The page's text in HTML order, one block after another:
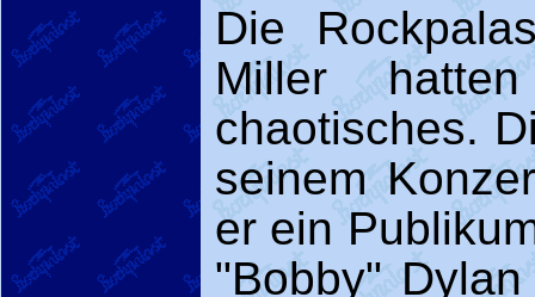
Die
Miller
chaotisches.
seinem
er ein
"Bobby"